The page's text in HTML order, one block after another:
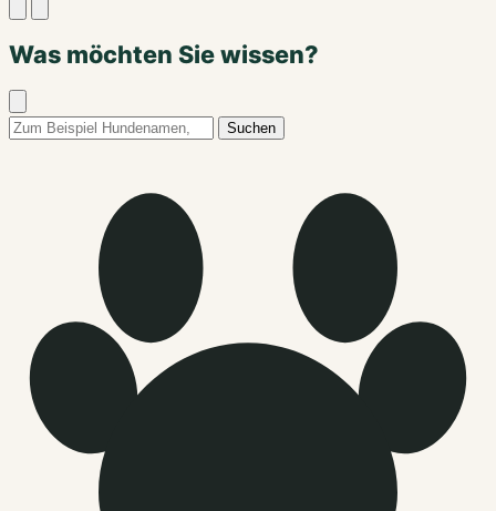
öffnenöffnen
Was möchten Sie wissen?
schließen
Suchbegriff: Suchen